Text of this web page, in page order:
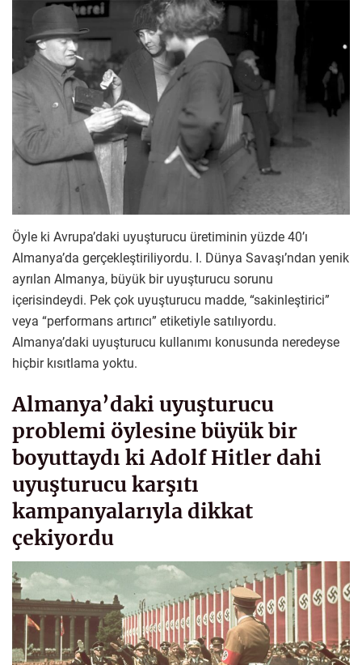
Öyle ki Avrupa’daki uyuşturucu üretiminin yüzde 40’ı
Almanya’da gerçekleştiriliyordu. I. Dünya Savaşı’ndan yenik
ayrılan Almanya, büyük bir uyuşturucu sorunu
içerisindeydi. Pek çok uyuşturucu madde, “sakinleştirici”
veya “performans artırıcı” etiketiyle satılıyordu.
Almanya’daki uyuşturucu kullanımı konusunda neredeyse
hiçbir kısıtlama yoktu.
Almanya’daki uyuşturucu
problemi öylesine büyük bir
boyuttaydı ki Adolf Hitler dahi
uyuşturucu karşıtı
kampanyalarıyla dikkat
çekiyordu